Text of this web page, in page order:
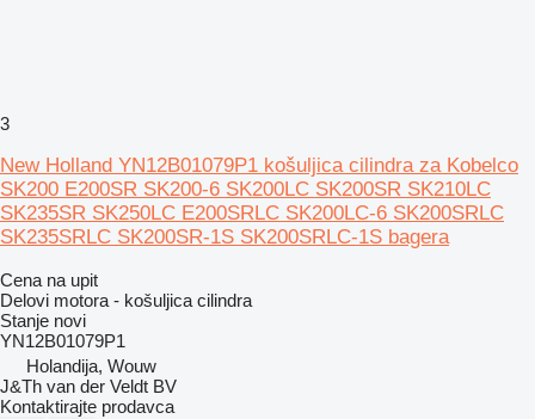
3
New Holland YN12B01079P1 košuljica cilindra za Kobelco
SK200 E200SR SK200-6 SK200LC SK200SR SK210LC
SK235SR SK250LC E200SRLC SK200LC-6 SK200SRLC
SK235SRLC SK200SR-1S SK200SRLC-1S bagera
Cena na upit
Delovi motora - košuljica cilindra
Stanje novi
YN12B01079P1
Holandija, Wouw
J&Th van der Veldt BV
Kontaktirajte prodavca